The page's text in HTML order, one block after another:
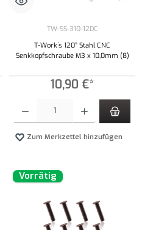
TW-SS-310-12DC
T-Work´s 120° Stahl CNC
Senkkopfschraube M3 x 10,0mm (8)
10,90 €*
Zum Merkzettel hinzufügen
Vorrätig